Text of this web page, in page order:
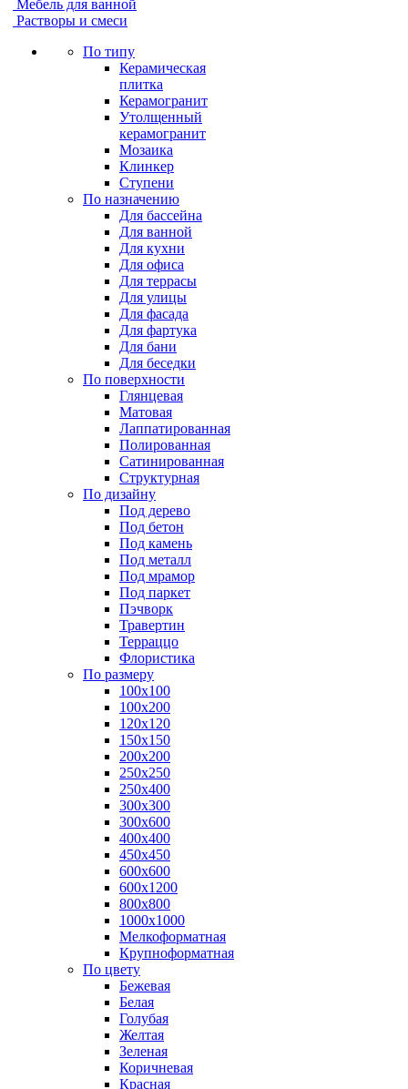
Мебель для ванной
Растворы и смеси
По типу
Керамическая
плитка
Керамогранит
Утолщенный
керамогранит
Мозаика
Клинкер
Ступени
По назначению
Для бассейна
Для ванной
Для кухни
Для офиса
Для террасы
Для улицы
Для фасада
Для фартука
Для бани
Для беседки
По поверхности
Глянцевая
Матовая
Лаппатированная
Полированная
Сатинированная
Структурная
По дизайну
Под дерево
Под бетон
Под камень
Под металл
Под мрамор
Под паркет
Пэчворк
Травертин
Терраццо
Флористика
По размеру
100х100
100х200
120х120
150х150
200х200
250х250
250х400
300х300
300х600
400х400
450х450
600х600
600х1200
800х800
1000х1000
Мелкоформатная
Крупноформатная
По цвету
Бежевая
Белая
Голубая
Желтая
Зеленая
Коричневая
Красная